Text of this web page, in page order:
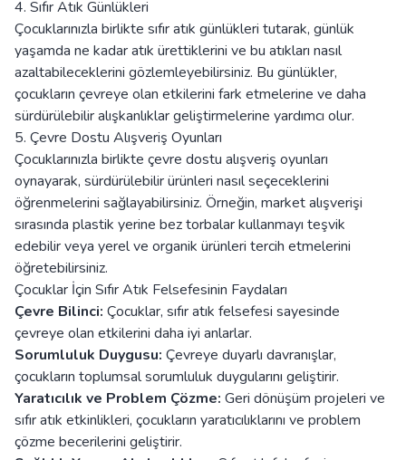
4. Sıfır Atık Günlükleri
Çocuklarınızla birlikte sıfır atık günlükleri tutarak, günlük
yaşamda ne kadar atık ürettiklerini ve bu atıkları nasıl
azaltabileceklerini gözlemleyebilirsiniz. Bu günlükler,
çocukların çevreye olan etkilerini fark etmelerine ve daha
sürdürülebilir alışkanlıklar geliştirmelerine yardımcı olur.
5. Çevre Dostu Alışveriş Oyunları
Çocuklarınızla birlikte çevre dostu alışveriş oyunları
oynayarak, sürdürülebilir ürünleri nasıl seçeceklerini
öğrenmelerini sağlayabilirsiniz. Örneğin, market alışverişi
sırasında plastik yerine bez torbalar kullanmayı teşvik
edebilir veya yerel ve organik ürünleri tercih etmelerini
öğretebilirsiniz.
Çocuklar İçin Sıfır Atık Felsefesinin Faydaları
Çevre Bilinci: Çocuklar, sıfır atık felsefesi sayesinde
çevreye olan etkilerini daha iyi anlarlar.
Sorumluluk Duygusu: Çevreye duyarlı davranışlar,
çocukların toplumsal sorumluluk duygularını geliştirir.
Yaratıcılık ve Problem Çözme: Geri dönüşüm projeleri ve
sıfır atık etkinlikleri, çocukların yaratıcılıklarını ve problem
çözme becerilerini geliştirir.